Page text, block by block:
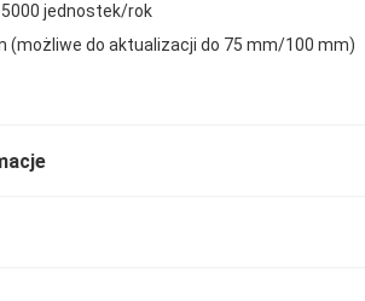
5000 jednostek/rok
(możliwe do aktualizacji do 75 mm/100 mm)